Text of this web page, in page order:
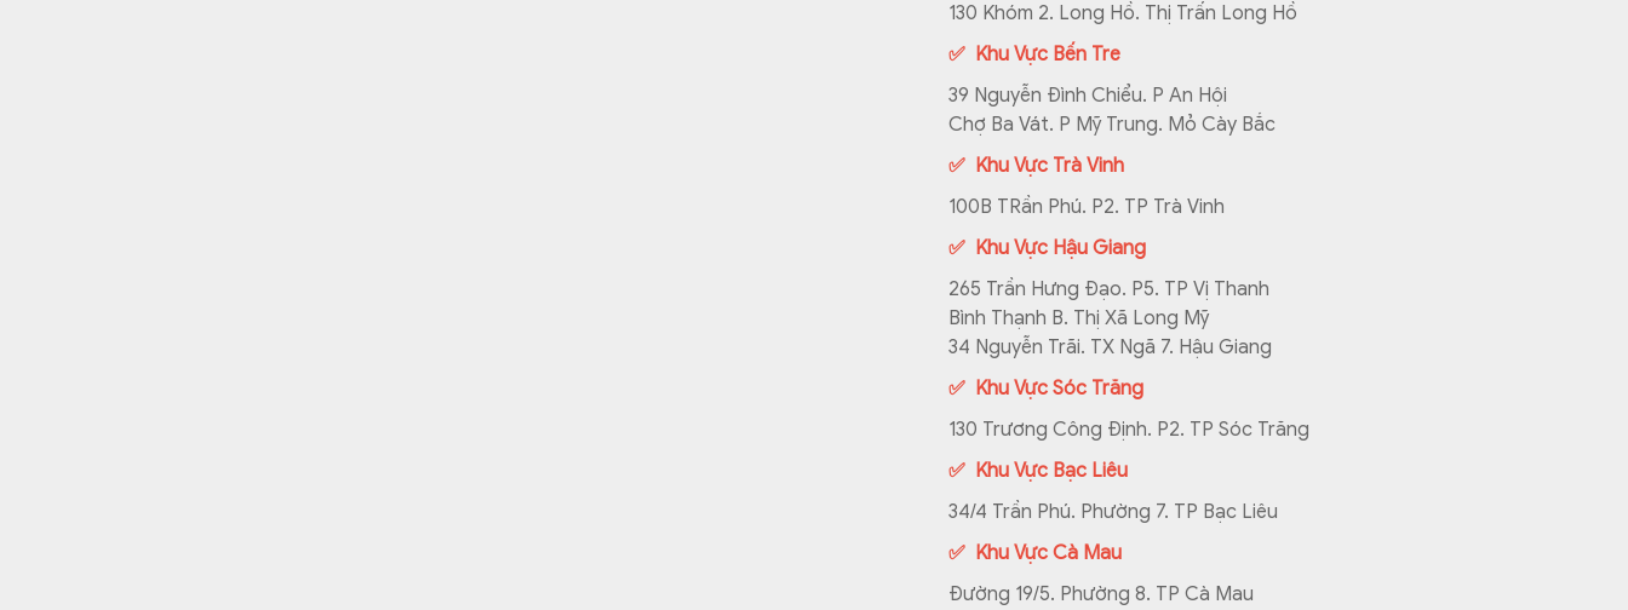
130 Khóm 2. Long Hồ. Thị Trấn Long Hồ
✅ Khu Vực Bến Tre
39 Nguyễn Đình Chiểu. P An Hội
Chợ Ba Vát. P Mỹ Trung. Mỏ Cày Bắc
✅ Khu Vực Trà Vinh
100B TRần Phú. P2. TP Trà Vinh
✅ Khu Vực Hậu Giang
265 Trần Hưng Đạo. P5. TP Vị Thanh
Bình Thạnh B. Thị Xã Long Mỹ
34 Nguyễn Trãi. TX Ngã 7. Hậu Giang
✅ Khu Vực Sóc Trăng
130 Trương Công Định. P2. TP Sóc Trăng
✅ Khu Vực Bạc Liêu
34/4 Trần Phú. Phường 7. TP Bạc Liêu
✅ Khu Vực Cà Mau
Đường 19/5. Phường 8. TP Cà Mau